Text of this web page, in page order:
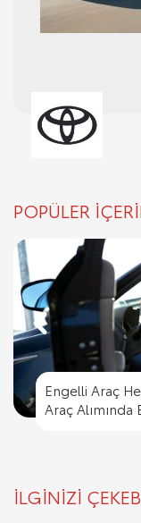
POPÜLER
Trafik İşaret
Engelli Araç
Araç
Trafik Cezası
Trafik İşaret
Engelli Araç
Araç
İLGİNİZİ